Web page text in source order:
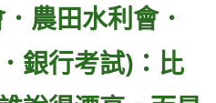
農田水利會．
銀行考試)：比